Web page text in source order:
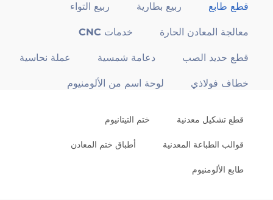
قطع طابع ربيع بطارية ربيع التواء
معالجة المعادن الحارة خدمات CNC
قطع حديد الصب دعامة شمسية عملة نحاسية
خطاف فولاذي لوحة اسم من الألومنيوم
قطع تشكيل معدنية ختم التيتانيوم
قوالب الطباعة المعدنية أطباق ختم المعادن
طابع الألومنيوم